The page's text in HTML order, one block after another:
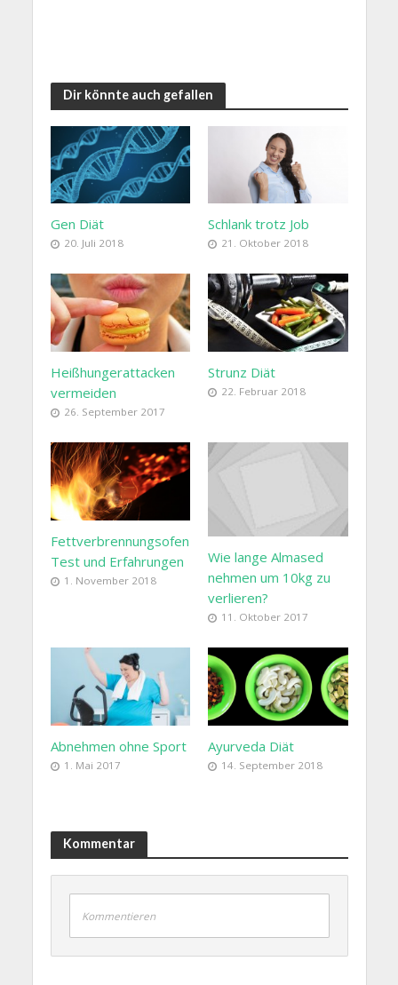
Dir könnte auch gefallen
Gen Diät
20. Juli 2018
Schlank trotz Job
21. Oktober 2018
Heißhungerattacken
vermeiden
26. September 2017
Strunz Diät
22. Februar 2018
Fettverbrennungsofen
Test und Erfahrungen
1. November 2018
Wie lange Almased
nehmen um 10kg zu
verlieren?
11. Oktober 2017
Abnehmen ohne Sport
1. Mai 2017
Ayurveda Diät
14. September 2018
Kommentar
Kommentieren